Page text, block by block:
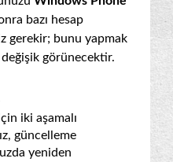
bazı hesap
gerekir; bunu yapmak
görünecektir.
iki aşamalı
güncelleme
yeniden